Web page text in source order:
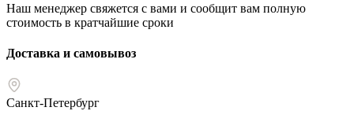
Наш менеджер свяжется с вами и сообщит вам полную
стоимость в кратчайшие сроки
Доставка и самовывоз
Санкт-Петербург